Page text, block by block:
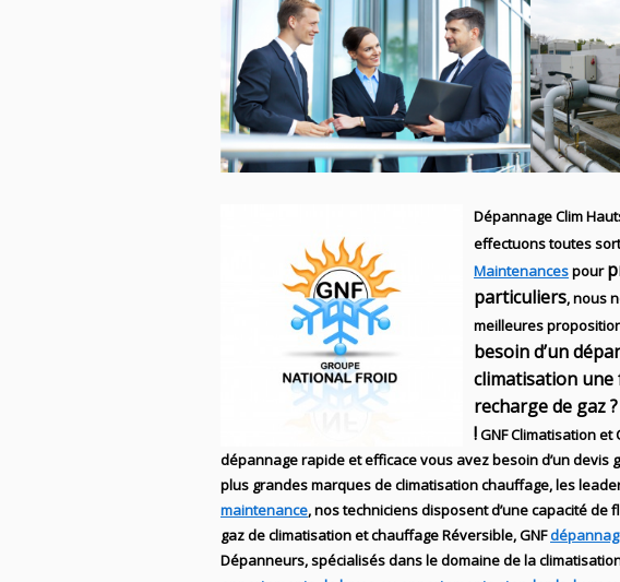
Dépannage Clim
effectuons toutes
Maintenancespour
particuliers, nous
meilleures
besoin d’un
climatisation une
recharge de gaz ?
!GNFClimatisation et
dépannage rapide et efficacevous avez besoin d’un devis
plus grandes marques declimatisation chauffage, les
maintenance, nos techniciens disposent d’une capacité de
gaz de climatisation et chauffage Réversible, GNF
Dépanneurs,spécialisés dans le domaine de la